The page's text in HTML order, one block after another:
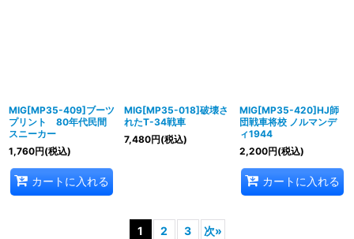
MIG[MP35-409]ブーツ
プリント 80年代民間
スニーカー
1,760円(税込)
カートに入れる
MIG[MP35-018]破壊さ
れたT-34戦車
7,480円(税込)
MIG[MP35-420]HJ師
団戦車将校 ノルマンデ
ィ1944
2,200円(税込)
カートに入れる
1 2 3 次»